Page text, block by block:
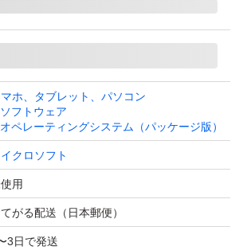
トウェアであり、未開封のまま現存
。
要：
ベーション導入以前の製品のため、面
手続きは不要です。
ホ、タブレット、パソコン
ソフトウェア
オペレーティングシステム（パッケージ版）
クロソフト
用
がる配送（日本郵便）
3日で発送